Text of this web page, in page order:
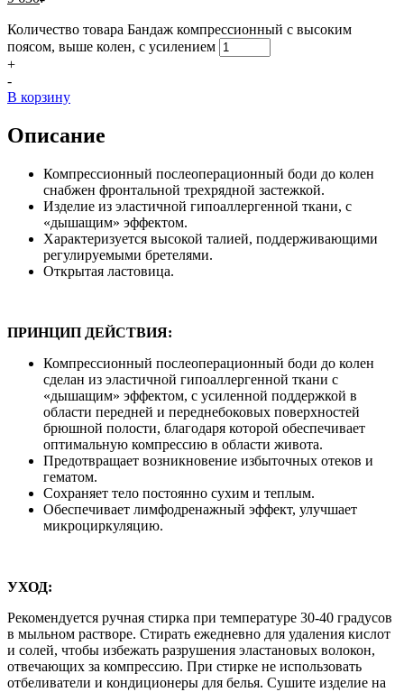
Количество товара Бандаж компрессионный с высоким
поясом, выше колен, с усилением
+
-
В корзину
Описание
Компрессионный послеоперационный боди до колен
снабжен фронтальной трехрядной застежкой.
Изделие из эластичной гипоаллергенной ткани, с
«дышащим» эффектом.
Характеризуется высокой талией, поддерживающими
регулируемыми бретелями.
Открытая ластовица.
ПРИНЦИП ДЕЙСТВИЯ:
Компрессионный послеоперационный боди до колен
сделан из эластичной гипоаллергенной ткани с
«дышащим» эффектом, с усиленной поддержкой в
области передней и переднебоковых поверхностей
брюшной полости, благодаря которой обеспечивает
оптимальную компрессию в области живота.
Предотвращает возникновение избыточных отеков и
гематом.
Сохраняет тело постоянно сухим и теплым.
Обеспечивает лимфодренажный эффект, улучшает
микроциркуляцию.
УХОД:
Рекомендуется ручная стирка при температуре 30-40 градусов
в мыльном растворе. Стирать ежедневно для удаления кислот
и солей, чтобы избежать разрушения эластановых волокон,
отвечающих за компрессию. При стирке не использовать
отбеливатели и кондиционеры для белья. Сушите изделие на